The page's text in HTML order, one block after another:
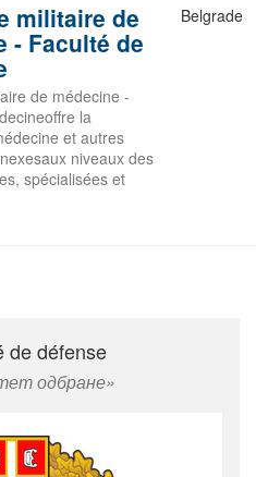
militaire de
- Faculté de
de médecine -
la
et autres
niveaux des
spécialisées et
Belgrade
de défense
одбране